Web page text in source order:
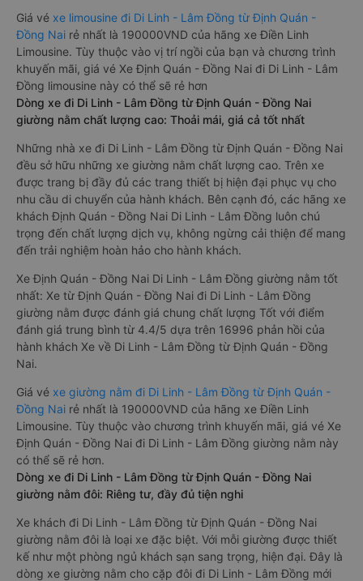
Giá vé xe limousine đi Di Linh - Lâm Đồng từ Định Quán -
Đồng Nai rẻ nhất là 190000VND của hãng xe Điền Linh
Limousine. Tùy thuộc vào vị trí ngồi của bạn và chương trình
khuyến mãi, giá vé Xe Định Quán - Đồng Nai đi Di Linh - Lâm
Đồng limousine này có thể sẽ rẻ hơn
Dòng xe đi Di Linh - Lâm Đồng từ Định Quán - Đồng Nai
giường nằm chất lượng cao: Thoải mái, giá cả tốt nhất
Những nhà xe đi Di Linh - Lâm Đồng từ Định Quán - Đồng Nai
đều sở hữu những xe giường nằm chất lượng cao. Trên xe
được trang bị đầy đủ các trang thiết bị hiện đại phục vụ cho
nhu cầu di chuyển của hành khách. Bên cạnh đó, các hãng xe
khách Định Quán - Đồng Nai Di Linh - Lâm Đồng luôn chú
trọng đến chất lượng dịch vụ, không ngừng cải thiện để mang
đến trải nghiệm hoàn hảo cho hành khách.
Xe Định Quán - Đồng Nai Di Linh - Lâm Đồng giường nằm tốt
nhất: Xe từ Định Quán - Đồng Nai đi Di Linh - Lâm Đồng
giường nằm được đánh giá chung chất lượng Tốt với điểm
đánh giá trung bình từ 4.4/5 dựa trên 16996 phản hồi của
hành khách Xe về Di Linh - Lâm Đồng từ Định Quán - Đồng
Nai.
Giá vé xe giường nằm đi Di Linh - Lâm Đồng từ Định Quán -
Đồng Nai rẻ nhất là 190000VND của hãng xe Điền Linh
Limousine. Tùy thuộc vào chương trình khuyến mãi, giá vé Xe
Định Quán - Đồng Nai đi Di Linh - Lâm Đồng giường nằm này
có thể sẽ rẻ hơn.
Dòng xe đi Di Linh - Lâm Đồng từ Định Quán - Đồng Nai
giường nằm đôi: Riêng tư, đầy đủ tiện nghi
Xe khách đi Di Linh - Lâm Đồng từ Định Quán - Đồng Nai
giường nằm đôi là loại xe đặc biệt. Với mỗi giường được thiết
kế như một phòng ngủ khách sạn sang trọng, hiện đại. Đây là
dòng xe giường nằm cho cặp đôi đi Di Linh - Lâm Đồng mới